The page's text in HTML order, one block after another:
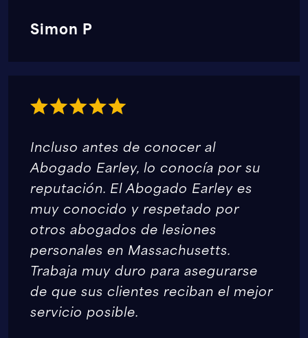
Simon P
Incluso antes de conocer al
Abogado Earley, lo conocía por su
reputación. El Abogado Earley es
muy conocido y respetado por
otros abogados de lesiones
personales en Massachusetts.
Trabaja muy duro para asegurarse
de que sus clientes reciban el mejor
servicio posible.